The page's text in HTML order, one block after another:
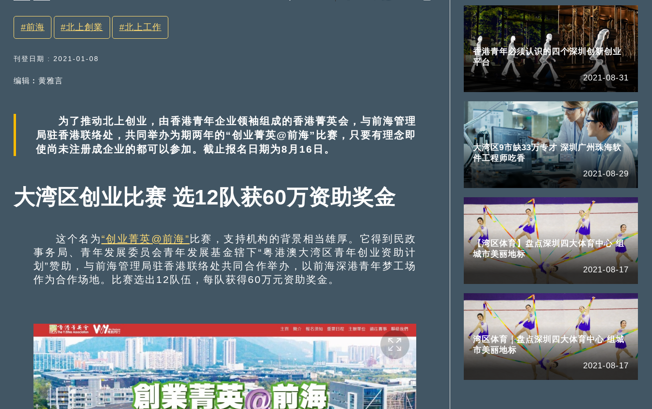
前海 北上創業 北上工作
刊登日期 : 2021-01-08
编辑︰黄雅言
为了推动北上创业，由香港青年企业领袖组成的香港菁英会，与前海管理
局驻香港联络处，共同举办为期两年的“创业菁英@前海”比赛，只要有理念即
使尚未注册成企业的都可以参加。截止报名日期为8月16日。
大湾区创业比赛 选12队获60万资助奖金
这个名为“创业菁英@前海” 比赛，支持机构的背景相当雄厚。它得到民政
事务局、青年发展委员会青年发展基金辖下“粤港澳大湾区青年创业资助计
划”赞助，与前海管理局驻香港联络处共同合作举办，以前海深港青年梦工场
作为合作场地。比赛选出12队伍，每队获得60万元资助奖金。
香港青年必须认识的四个深圳创新创业
平台
2021-08-31
大湾区9市缺33万专才 深圳广州珠海软
件工程师吃香
2021-08-29
【湾区体育】盘点深圳四大体育中心 组
城市美丽地标
2021-08-17
湾区体育｜盘点深圳四大体育中心 组城
市美丽地标
2021-08-17